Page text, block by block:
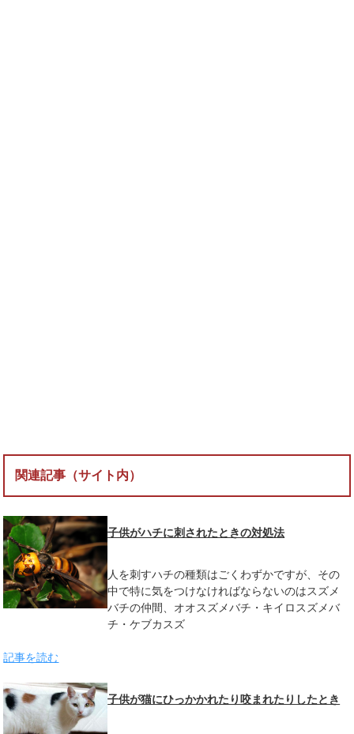
関連記事（サイト内）
子供がハチに刺されたときの対処法
人を刺すハチの種類はごくわずかですが、その
中で特に気をつけなければならないのはスズメ
バチの仲間、オオスズメバチ・キイロスズメバ
チ・ケブカスズ
記事を読む
子供が猫にひっかかれたり咬まれたりしたとき